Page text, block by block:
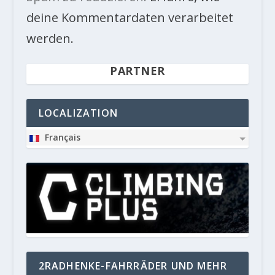
deine Kommentardaten verarbeitet
werden.
PARTNER
LOCALIZATION
Français
2RADHENKE-FAHRRÄDER UND MEHR